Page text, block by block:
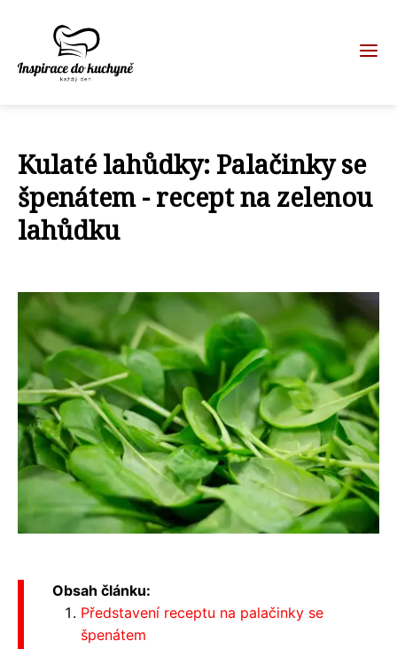
Kulaté lahůdky: Palačinky se
špenátem - recept na zelenou
lahůdku
Obsah článku:
Představení receptu na palačinky se
špenátem